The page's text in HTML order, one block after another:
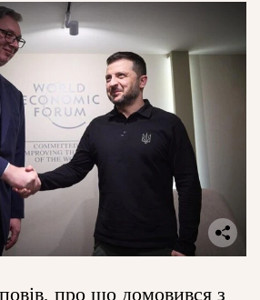
про що домовився з